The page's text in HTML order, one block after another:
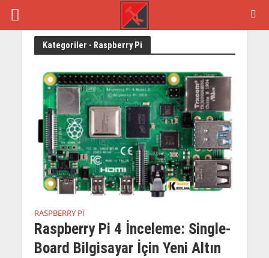
Kategoriler - Raspberry Pi
RASPBERRY PI
Raspberry Pi 4 İnceleme: Single-
Board Bilgisayar İçin Yeni Altın